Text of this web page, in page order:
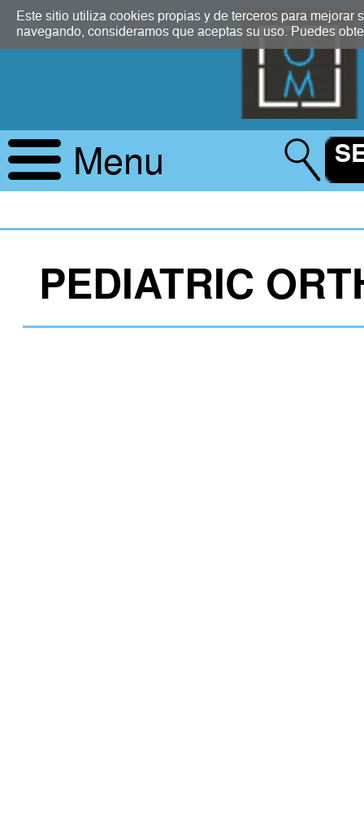
Este sitio utiliza cookies propias y de terceros para
navegando, consideramos que aceptas su uso. Puedes
Menu
PEDIATRIC